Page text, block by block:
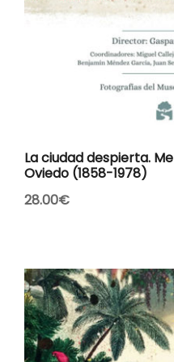
La ciudad despierta.
Oviedo (1858-1978)
28.00€